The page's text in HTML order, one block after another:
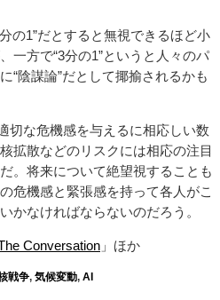
の1”だとすると無視できるほど小
一方で“3分の1”というと人々のパ
“陰謀論”だとして揶揄されるかも
切な危機感を与えるに相応しい数
拡散などのリスクには相応の注目
。将来について絶望視することも
危機感と緊張感を持って各人がこ
かなければならないのだろう。
Conversation 」ほか
戦争, 気候変動, AI